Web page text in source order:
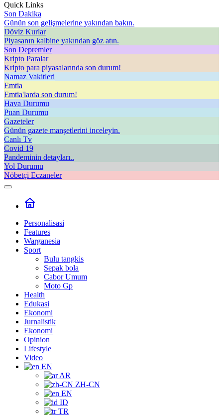
Quick Links
Son Dakika
Günün son gelişmelerine yakından bakın.
Döviz Kurlar
Piyasanın kalbine yakından göz atın.
Son Depremler
Kripto Paralar
Kripto para piyasalarında son durum!
Namaz Vakitleri
Emtia
Emtia'larda son durum!
Hava Durumu
Puan Durumu
Gazeteler
Günün gazete manşetlerini inceleyin.
Canlı Tv
Covid 19
Pandeminin detayları..
Yol Durumu
Nöbetçi Eczaneler
Personalisasi
Features
Warganesia
Sport
Bulu tangkis
Sepak bola
Cabor Umum
Moto Gp
Health
Edukasi
Ekonomi
Jurnalistik
Ekonomi
Opinion
Lifestyle
Video
EN
AR
ZH-CN
EN
ID
TR